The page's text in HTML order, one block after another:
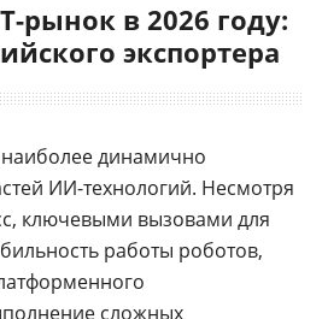
рынок в 2026 году:
экспортера
динамично
ИИ-технологий. Несмотря
ключевыми вызовами для
работы роботов,
сложных